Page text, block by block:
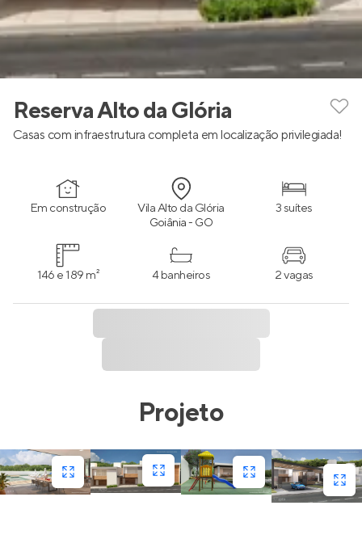
Reserva Alto da Glória
Casas com infraestrutura completa em localização privilegiada!
Em construção Vila Alto da Glória
Goiânia - GO
3 suítes
146 e 189 m² 4 banheiros 2 vagas
Projeto